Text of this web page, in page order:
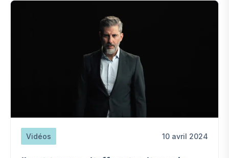
Vidéos 10 avril 2024